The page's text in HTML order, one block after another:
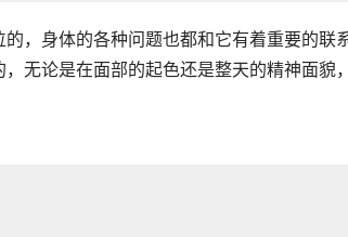
身体的各种问题也都和它有着重要的联
无论是在面部的起色还是整天的精神面貌